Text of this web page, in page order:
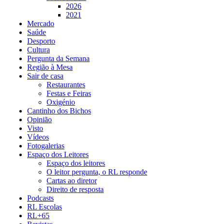
2026
2021
Mercado
Saúde
Desporto
Cultura
Pergunta da Semana
Região à Mesa
Sair de casa
Restaurantes
Festas e Feiras
Oxigénio
Cantinho dos Bichos
Opinião
Visto
Vídeos
Fotogalerias
Espaço dos Leitores
Espaço dos leitores
O leitor pergunta, o RL responde
Cartas ao diretor
Direito de resposta
Podcasts
RL Escolas
RL+65